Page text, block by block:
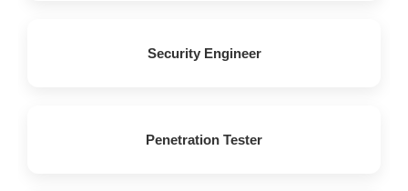
Security Engineer
Penetration Tester